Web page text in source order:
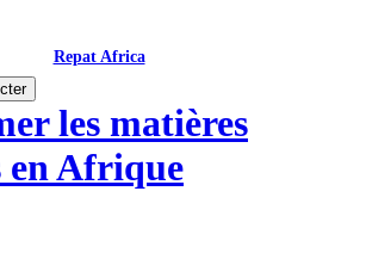
Repat Africa
les matières
en Afrique